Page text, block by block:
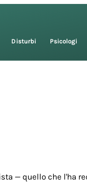
Disturbi Psicologi
— quello che l'ha